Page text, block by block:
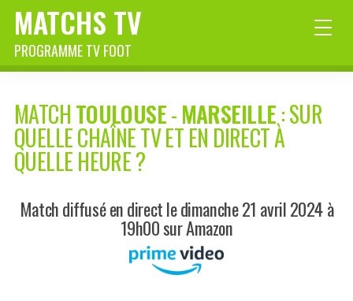
MATCHS TV
PROGRAMME TV FOOT
MATCHTOULOUSE-MARSEILLE: SUR
QUELLE CHAÎNE TV ET EN DIRECT À
QUELLE HEURE ?
Match diffusé en direct le dimanche 21 avril 2024 à
19h00 sur Amazon